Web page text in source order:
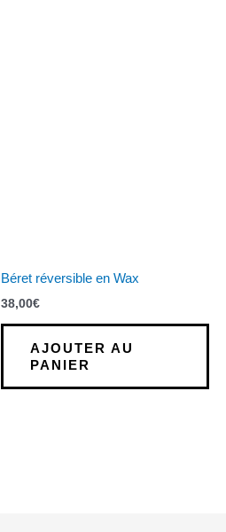
Béret réversible en Wax
38,00€
AJOUTER AU
PANIER